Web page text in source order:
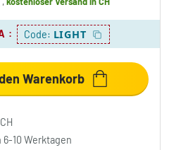
: Code: LIGHT
Warenkorb
10 Werktagen